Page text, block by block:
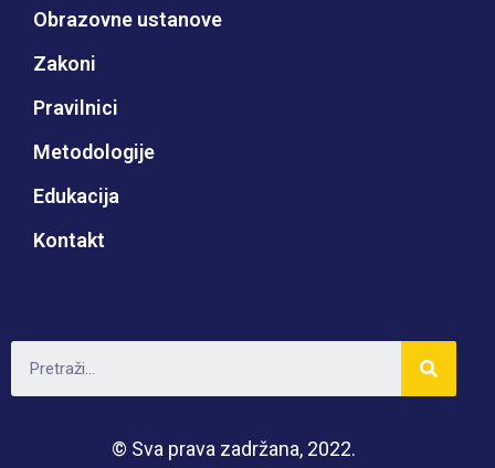
Obrazovne ustanove
Zakoni
Pravilnici
Metodologije
Edukacija
Kontakt
© Sva prava zadržana, 2022.